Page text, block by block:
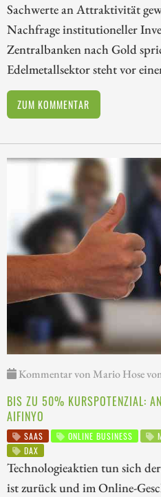
Sachwerte an Attraktivität
Nachfrage institutioneller
Zentralbanken nach Gold
Edelmetallsektor steht vor
ZUM KOMMENTAR
Kommentar von Mario Hose
BIS ZU 50% KURSPOTENZIAL:
AIFINYO
SAAS ONLINE BUSINESS
DAX
Technologieaktien tun sich
ist zurück und im Online-